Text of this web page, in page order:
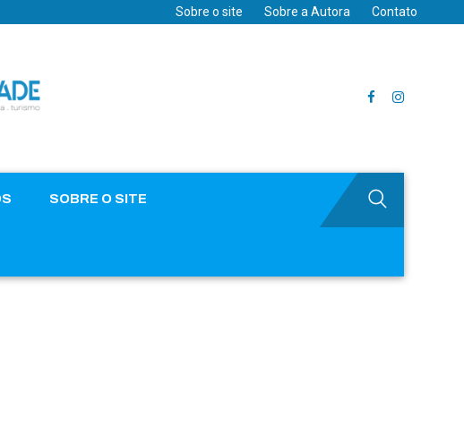
Sobre o site Sobre a Autora Contato
SOBRE O SITE